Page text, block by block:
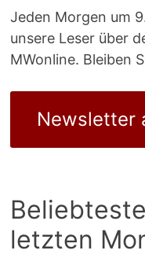
Jeden Morgen um
unsere Leser über
MWonline. Bleiben
Newsletter
letzten